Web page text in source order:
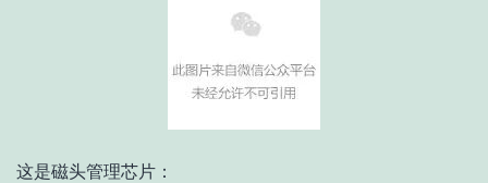
这是磁头管理芯片：